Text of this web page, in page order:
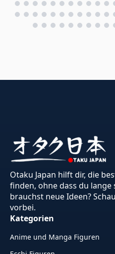
Otaku Japan hilft dir, die
finden, ohne dass du lange
brauchst neue Ideen?
vorbei.
Kategorien
Anime und Manga Figuren